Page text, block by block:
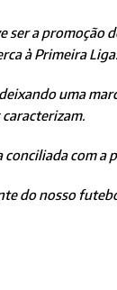
a
à Primeira Liga.
uma
com
do nosso